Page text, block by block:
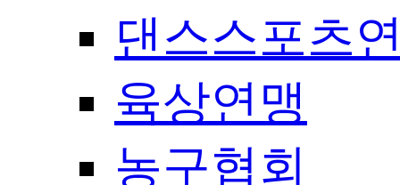
댄스스포츠
육상연맹
농구협회